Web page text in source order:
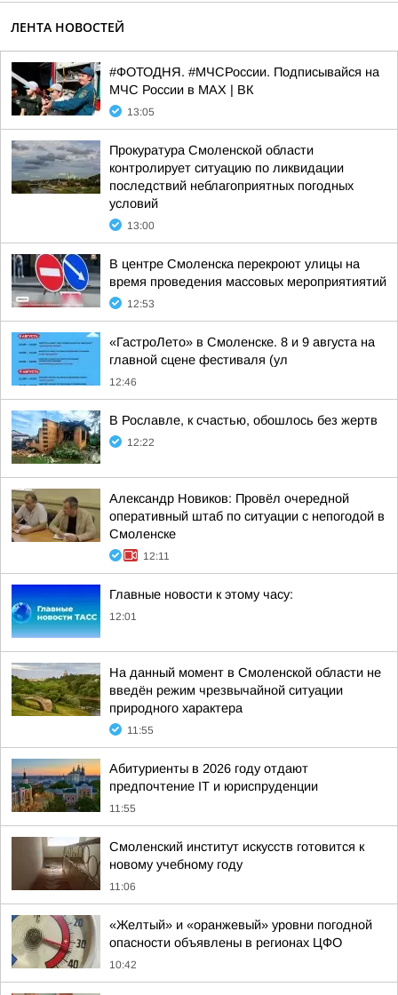
ЛЕНТА НОВОСТЕЙ
#ФОТОДНЯ. #МЧСРоссии. Подписывайся на
МЧС России в MAX | ВК
13:05
Прокуратура Смоленской области
контролирует ситуацию по ликвидации
последствий неблагоприятных погодных
условий
13:00
В центре Смоленска перекроют улицы на
время проведения массовых мероприятиятий
12:53
«ГастроЛето» в Смоленске. 8 и 9 августа на
главной сцене фестиваля (ул
12:46
В Рославле, к счастью, обошлось без жертв
12:22
Александр Новиков: Провёл очередной
оперативный штаб по ситуации с непогодой в
Смоленске
12:11
Главные новости к этому часу:
12:01
На данный момент в Смоленской области не
введён режим чрезвычайной ситуации
природного характера
11:55
Абитуриенты в 2026 году отдают
предпочтение IT и юриспруденции
11:55
Смоленский институт искусств готовится к
новому учебному году
11:06
«Желтый» и «оранжевый» уровни погодной
опасности объявлены в регионах ЦФО
10:42